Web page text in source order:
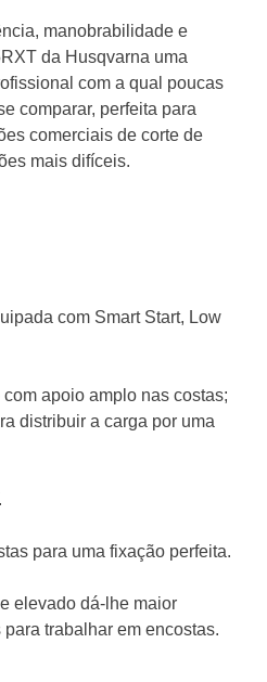
manobrabilidade e
da Husqvarna uma
com a qual poucas
comparar, perfeita para
comerciais de corte de
mais difíceis.
com Smart Start, Low
apoio amplo nas costas;
distribuir a carga por uma
para uma fixação perfeita.
elevado dá-lhe maior
trabalhar em encostas.